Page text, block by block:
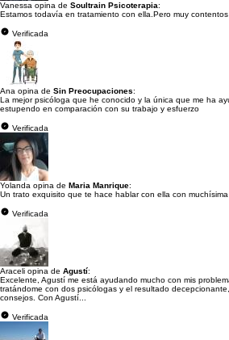
Vanessa opina de Soultrain Psicoterapia:
Estamos todavía en tratamiento con ella.Pero muy
Verificada
Ana opina de Sin Preocupaciones:
La mejor psicóloga que he conocido y la única que me ha
estupendo en comparación con su trabajo y esfuerzo
Verificada
Yolanda opina de Maria Manrique:
Un trato exquisito que te hace hablar con ella con
Verificada
Araceli opina de Agustí:
Excelente, Agustí me está ayudando mucho con mis
tratándome con dos psicólogas y el resultado
consejos. Con Agustí...
Verificada